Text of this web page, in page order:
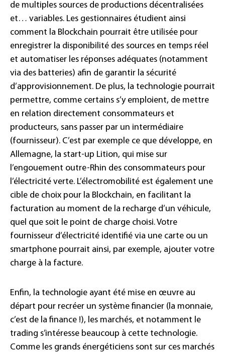
de multiples sources de productions décentralisées
et… variables. Les gestionnaires étudient ainsi
comment la Blockchain pourrait être utilisée pour
enregistrer la disponibilité des sources en temps réel
et automatiser les réponses adéquates (notamment
via des batteries) afin de garantir la sécurité
d’approvisionnement. De plus, la technologie pourrait
permettre, comme certains s’y emploient, de mettre
en relation directement consommateurs et
producteurs, sans passer par un intermédiaire
(fournisseur). C’est par exemple ce que développe, en
Allemagne, la start-up Lition, qui mise sur
l’engouement outre-Rhin des consommateurs pour
l’électricité verte. L’électromobilité est également une
cible de choix pour la Blockchain, en facilitant la
facturation au moment de la recharge d’un véhicule,
quel que soit le point de charge choisi. Votre
fournisseur d’électricité identifié via une carte ou un
smartphone pourrait ainsi, par exemple, ajouter votre
charge à la facture.
Enfin, la technologie ayant été mise en œuvre au
départ pour recréer un système financier (la monnaie,
c’est de la finance !), les marchés, et notamment le
trading s’intéresse beaucoup à cette technologie.
Comme les grands énergéticiens sont sur ces marchés